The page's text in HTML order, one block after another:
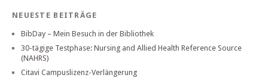
NEUESTE BEITRÄGE
BibDay – Mein Besuch in der Bibliothek
30-tägige Testphase: Nursing and Allied Health Reference Source
(NAHRS)
Citavi Campuslizenz-Verlängerung